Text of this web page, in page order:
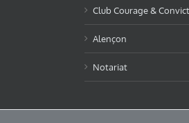
Club Courage &
Alençon
Notariat